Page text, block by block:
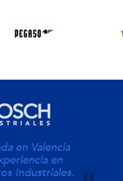
en Valencia
en
Industriales.